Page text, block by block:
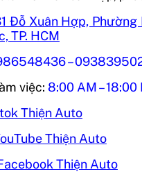
Đỗ Xuân Hợp, Phường
TP. HCM
–
việc: 8:00 AM – 18:00
Thiện Auto
Thiện Auto
Thiện Auto